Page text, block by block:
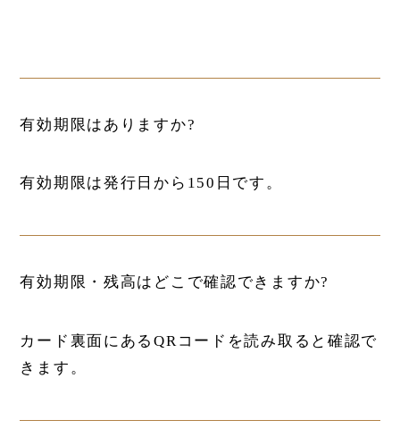
有効期限はありますか?
有効期限は発行日から150日です。
有効期限・残高はどこで確認できますか?
カード裏面にあるQRコードを読み取ると確認で
きます。